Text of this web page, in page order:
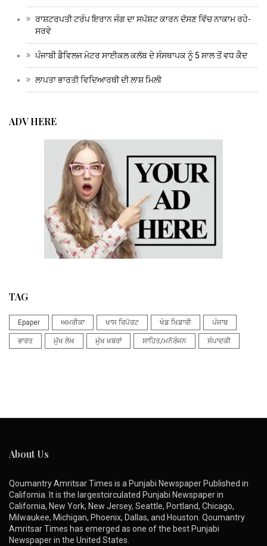
ਰਾਸ਼ਟਰਪਤੀ ਟਰੰਪ ਇਰਾਨ ਜੰਗ ਦਾ ਸਪੱਸ਼ਟ ਕਾਰਨ ਦੱਸਣ ਵਿੱਚ ਨਾਕਾਮ ਰਹੇ-
ਸਰਵੇ
ਪੰਜਾਬੀ ਡੈਵਿਲਜ ਮੋਟਰ ਸਾਈਕਲ ਕਲੱਬ ਦੇ ਸੰਸਥਾਪਕ ਨੂੰ 5 ਸਾਲ ਤੋਂ ਵਧ ਕੈਦ
ਲਾਪਤਾ ਭਾਰਤੀ ਵਿਦਿਆਰਥੀ ਦੀ ਲਾਸ਼ ਮਿਲੀ
ADV HERE
TAG
Epaper ਅਮਰੀਕਾ ਖਾਸ ਰਿਪੋਰਟ ਖੇਡ ਖਿਡਾਰੀ ਪੰਜਾਬ
ਭਾਰਤ ਮੁੱਖ ਲੇਖ ਮੁੱਖ ਖ਼ਬਰਾਂ ਸਾਹਿਤ/ਮਨੋਰੰਜਨ ਸੰਪਾਦਕੀ
About Us
Qoumantry Amritsar Times is a Punjabi Newspaper Published in
California. It is the largestcirculated Punjabi Newspaper in
California, New York, New Jersey, Seattle, Portland, Chicago,
Milwaukee, Michigan, Phoenix, Dallas, and Houston. Qoumantry
Amritsar Times has emerged as one of the best Punjabi
Newspaper in the United States.